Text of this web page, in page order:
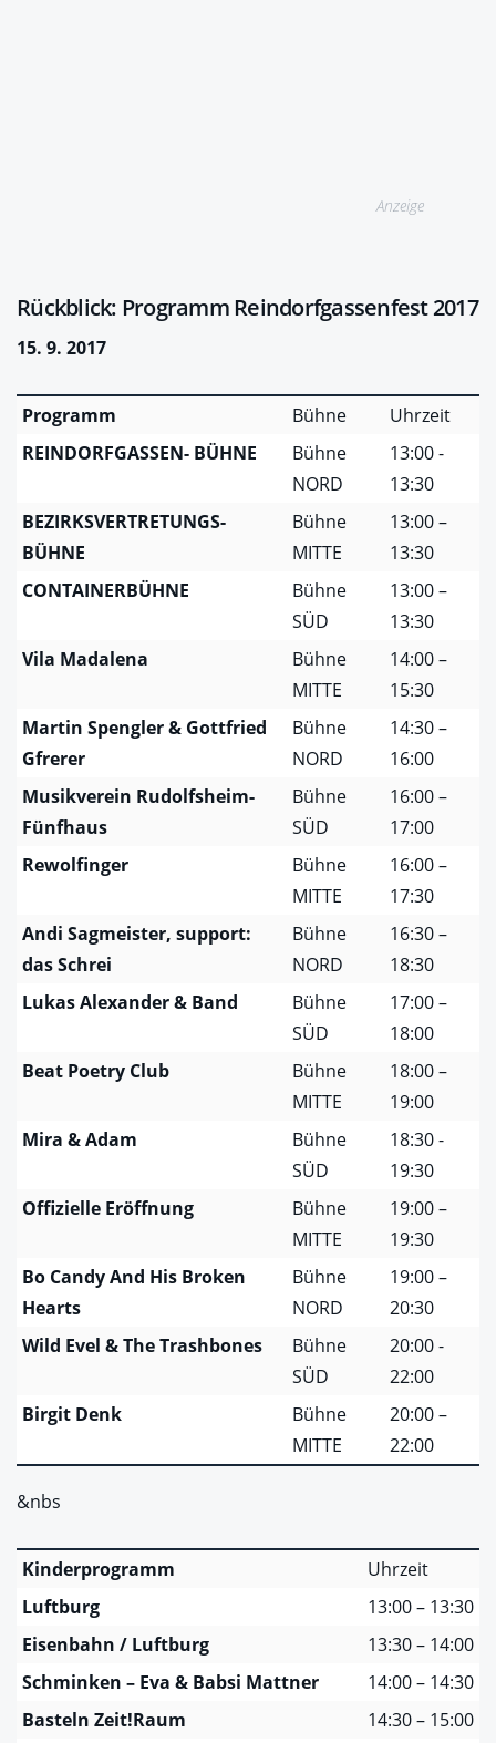
Anzeige
Rückblick: Programm Reindorfgassenfest 2017
15. 9. 2017
Programm Bühne
Uhrzeit
REINDORFGASSEN- BÜHNE
Bühne
NORD
13:00 -
13:30
BEZIRKSVERTRETUNGS-
BÜHNE
Bühne
MITTE
13:00 –
13:30
CONTAINERBÜHNE
Bühne
SÜD
13:00 –
13:30
Vila Madalena
Bühne
MITTE
14:00 –
15:30
Martin Spengler & Gottfried
Gfrerer
Bühne
NORD
14:30 –
16:00
Musikverein Rudolfsheim-
Fünfhaus
Bühne
SÜD
16:00 –
17:00
Rewolfinger
Bühne
MITTE
16:00 –
17:30
Andi Sagmeister, support:
das Schrei
Bühne
NORD
16:30 –
18:30
Lukas Alexander & Band
Bühne
SÜD
17:00 –
18:00
Beat Poetry Club
Bühne
MITTE
18:00 –
19:00
Mira & Adam
Bühne
SÜD
18:30 -
19:30
Offizielle Eröffnung
Bühne
MITTE
19:00 –
19:30
Bo Candy And His Broken
Hearts
Bühne
NORD
19:00 –
20:30
Wild Evel & The Trashbones
Bühne
SÜD
20:00 -
22:00
Birgit Denk
Bühne
MITTE
20:00 –
22:00
&nbs
Kinderprogramm
Uhrzeit
Luftburg
13:00 – 13:30
Eisenbahn / Luftburg
13:30 – 14:00
Schminken – Eva & Babsi Mattner
14:00 – 14:30
Basteln Zeit!Raum
14:30 – 15:00